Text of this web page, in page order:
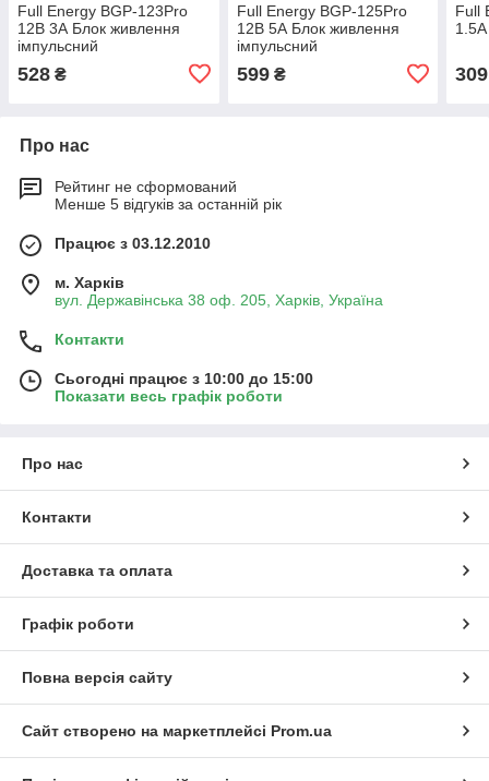
Full Energy BGP-123Pro
12В 3А Блок живлення
імпульсний
528 ₴
Full Energy BGP-125Pro
12В 5А Блок живлення
імпульсний
599₴
Full
309
Про нас
Рейтинг не сформований
Менше 5 відгуків за останній рік
Працює з 03.12.2010
м. Харків
вул. Державінська 38 оф. 205, Харків, Україна
Контакти
Сьогодні працює з 10:00 до 15:00
Показати весь графік роботи
Про нас
Контакти
Доставка та оплата
Графік роботи
Повна версія сайту
Сайт створено на маркетплейсі Prom.ua